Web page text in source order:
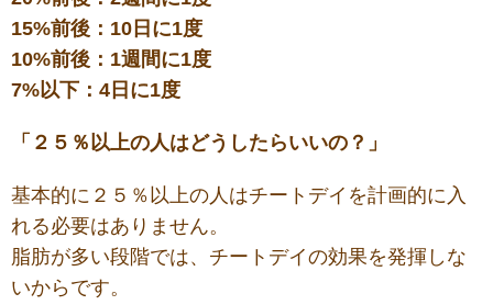
15%前後：10日に1度
10%前後：1週間に1度
7%以下：4日に1度
「２５％以上の人はどうしたらいいの？」
基本的に２５％以上の人はチートデイを計画的に入
れる必要はありません。
脂肪が多い段階では、チートデイの効果を発揮しな
いからです。